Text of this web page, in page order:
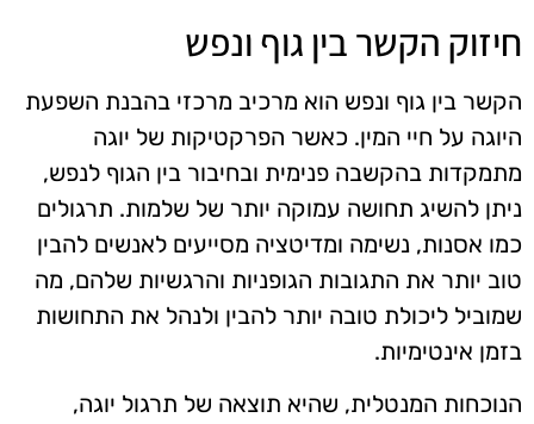
חיזוק הקשר בין גוף ונפש
הקשר בין גוף ונפש הוא מרכיב מרכזי בהבנת השפעת
היוגה על חיי המין. כאשר הפרקטיקות של יוגה
מתמקדות בהקשבה פנימית ובחיבור בין הגוף לנפש,
ניתן להשיג תחושה עמוקה יותר של שלמות. תרגולים
כמו אסנות, נשימה ומדיטציה מסייעים לאנשים להבין
טוב יותר את התגובות הגופניות והרגשיות שלהם, מה
שמוביל ליכולת טובה יותר להבין ולנהל את התחושות
בזמן אינטימיות.
הנוכחות המנטלית, שהיא תוצאה של תרגול יוגה,